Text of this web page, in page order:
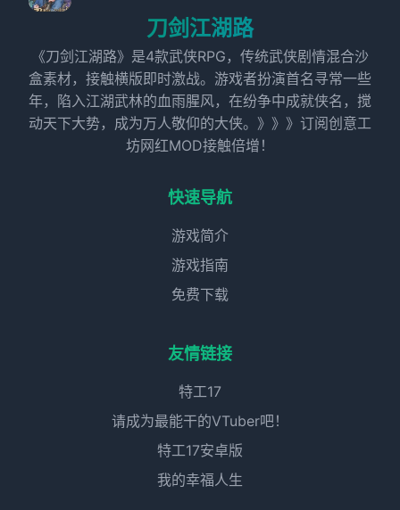
刀剑江湖路
《刀剑江湖路》是4款武侠RPG，传统武侠剧情混合沙
盒素材，接触横版即时激战。游戏者扮演首名寻常一些
年，陷入江湖武林的血雨腥风，在纷争中成就侠名，搅
动天下大势，成为万人敬仰的大侠。》》》订阅创意工
坊网红MOD接触倍增！
快速导航
游戏简介
游戏指南
免费下载
友情链接
特工17
请成为最能干的VTuber吧！
特工17安卓版
我的幸福人生